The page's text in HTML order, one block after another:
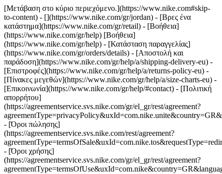
[Μετάβαση στο κύριο περιεχόμενο.](https://www.nike.com#skip-
to-content) - [](https://www.nike.com/gr/jordan) - [Βρες ένα
κατάστημα](https://www.nike.com/gr/retail) - [Βοήθεια]
(https://www.nike.com/gr/help) [Βοήθεια]
(https://www.nike.com/gr/help) - [Κατάσταση παραγγελίας]
(https://www.nike.com/gr/orders/details) - [Αποστολή και
παράδοση](https://www.nike.com/gr/help/a/shipping-delivery-eu) -
[Επιστροφές](https://www.nike.com/gr/help/a/returns-policy-eu) -
[Πίνακες μεγεθών](https://www.nike.com/gr/help/a/size-charts-eu) -
[Επικοινωνία](https://www.nike.com/gr/help/#contact) - [Πολιτική
απορρήτου]
(https://agreementservice.svs.nike.com/gr/el_gr/rest/agreement?
- [Όροι πώλησης]
(https://agreementservice.svs.nike.com/rest/agreement?
- [Όροι χρήσης]
(https://agreementservice.svs.nike.com/gr/el_gr/rest/agreement?